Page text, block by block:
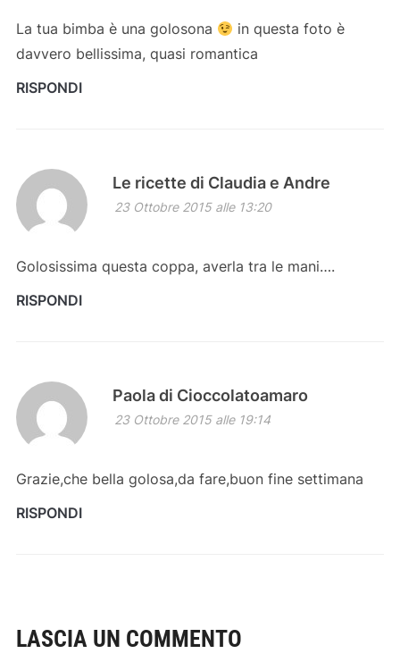
La tua bimba è una golosona
in questa foto è
davvero bellissima, quasi romantica
RISPONDI
Le ricette di Claudia e Andre
23 Ottobre 2015 alle 13:20
Golosissima questa coppa, averla tra le mani….
RISPONDI
Paola di Cioccolatoamaro
23 Ottobre 2015 alle 19:14
Grazie,che bella golosa,da fare,buon fine settimana
RISPONDI
LASCIA UN COMMENTO